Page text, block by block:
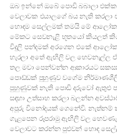
ඔබ ඉන්නේ ඔබේ පොඩි බබාලා
වෙලාවක එයාලගේ බය නැති
හොඳම සෙල්ලමක් තමයි මේ ආලෝක
මේකට සෙවනැළි භූතයෝ කියලත්
විදුලි පන්දමක් අරගෙන එකේ
හැරලා අතේ ඇඟිලි වල හෙවනැල්ල
තල මවා පෙන්වන්න ආකාරයට
පොඩ්ඩක් පුහුණුව වගේම නිර්මාණශීලි
පුහුණුවක් නැති පොඩි දරුවෝ ඇතුළු
සඳහා උත්සාහ කරලා බලන්න
අපූරු විනෝදයක් ගෙනේවි.
ගැළපෙන රූපරාමු ඇඟිලි වල
වෙලාවට කරන්න පුළුවන් හොඳ